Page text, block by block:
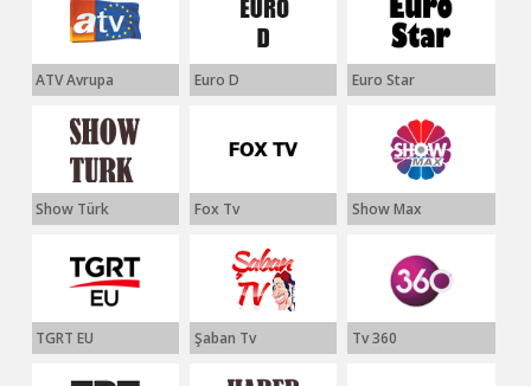
ATV Avrupa Euro D Euro Star
Show Türk Fox Tv Show Max
TGRT EU Şaban Tv Tv 360